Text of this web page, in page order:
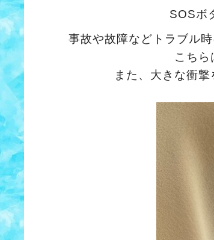
SOSボ
事故や故障などトラブル
こちら
また、大きな衝